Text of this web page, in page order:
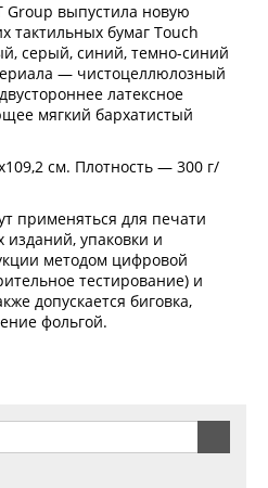
Group выпустила новую
тактильных бумаг Touch
серый, синий, темно-синий
— чистоцеллюлозный
латексное
мягкий бархатистый
см. Плотность — 300 г/
применяться для печати
изданий, упаковки и
методом цифровой
тестирование) и
допускается биговка,
фольгой.